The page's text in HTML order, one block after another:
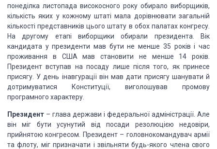
понеділка листопада високосного року обирало виборщиків,
кількість яких у кожному штаті мала дорівнювати загальній
кількості представни­ків цього штату в обох палатах конгресу.
На другому етапі виборщики обирали президента. Вік
кандидата у президенти мав бути не менше 35 років і час
проживання в США мав становити не менше 14 років.
Президент вступав на посаду лише після того, як принесе
присягу. У день інавгурації він мав дати присягушанувати й
до­тримуватися Конституції, виголошував промову
програмного характеру.
Президент – глава держави і федеральної адміністрації. Але
він міг бути усунутий від посади резолюцією недовіри,
прийнятою конгресом. Президент – головнокомандувач армії
та флоту, міг призначати і звільняти будь-якого члена свого